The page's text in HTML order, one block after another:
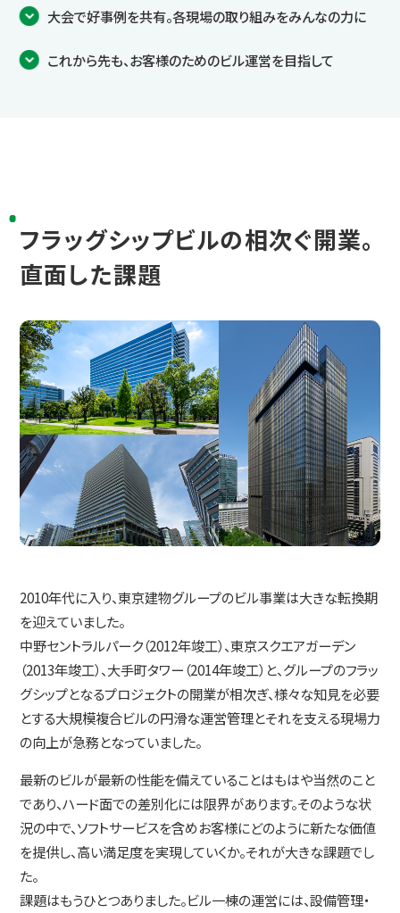
大会で好事例を共有。各現場の取り組みをみんなの力に
これから先も、お客様のためのビル運営を目指して
フラッグシップビルの相次ぐ開業。
直面した課題
2010年代に入り、東京建物グループのビル事業は大きな転換期
を迎えていました。
中野セントラルパーク（2012年竣工）、東京スクエアガーデン
（2013年竣工）、大手町タワー（2014年竣工）と、グループのフラッ
グシップとなるプロジェクトの開業が相次ぎ、様々な知見を必要
とする大規模複合ビルの円滑な運営管理とそれを支える現場力
の向上が急務となっていました。
最新のビルが最新の性能を備えていることはもはや当然のこと
であり、ハード面での差別化には限界があります。そのような状
況の中で、ソフトサービスを含めお客様にどのように新たな価値
を提供し、高い満足度を実現していくか。それが大きな課題でし
た。
課題はもうひとつありました。ビル一棟の運営には、設備管理・